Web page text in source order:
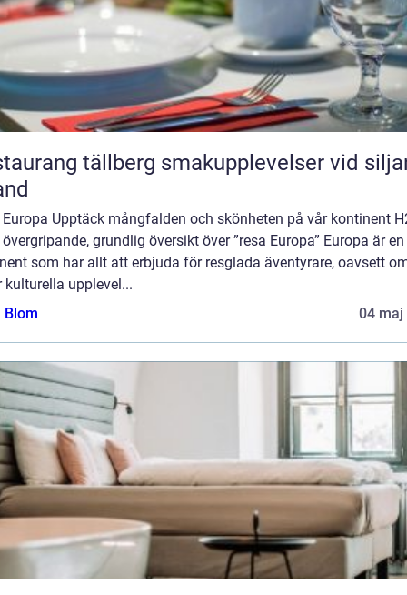
tällberg smakupplevelser vid siljans
Europa Upptäck mångfalden och skönheten på vår kontinent
övergripande, grundlig översikt över ”resa Europa” Europa är en
som har allt att erbjuda för resglada äventyrare, oavsett
kulturella upplevel...
Blom
04 maj